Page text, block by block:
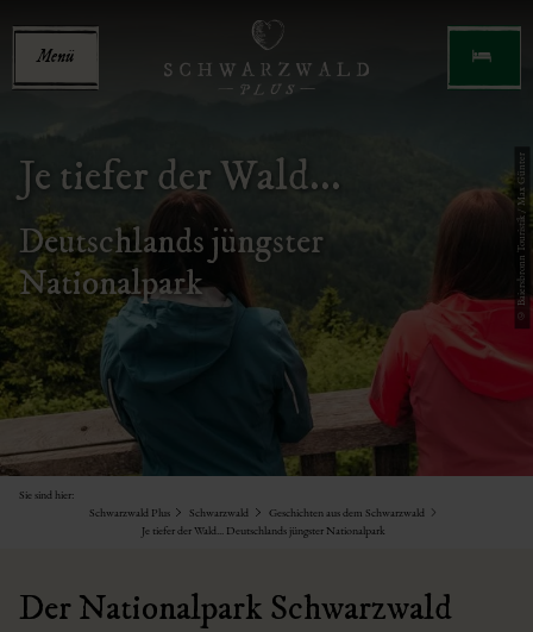
Menü
© Baiersbronn Touristik / Max Günter
Je tiefer der Wald...
Deutschlands jüngster
Nationalpark
Sie sind hier:
Schwarzwald Plus
Schwarzwald
Geschichten aus dem Schwarzwald
Je tiefer der Wald... Deutschlands jüngster Nationalpark
Der Nationalpark Schwarzwald